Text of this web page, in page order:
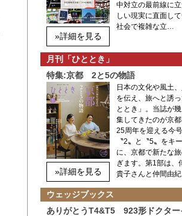
»詳細を見る
中対立の最前線に
しい現実に直面し
社会で複雑な立…
月刊「ひととき」
特集:京都 2と5の物語
»詳細を見る
日本の文化や風土
を伝え、旅へと誘
ととき」。当誌が
集してきたのが京
25周年を迎える今号
〝2〟と〝5〟をキ
に、京都で新たな
ぎます。第1部は、
貴子さんと仲間由
ウェッジブックス
ありがとうT4&T5 923形ドクター